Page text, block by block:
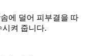
에 덜어 피부결을 따
시켜 줍니다.